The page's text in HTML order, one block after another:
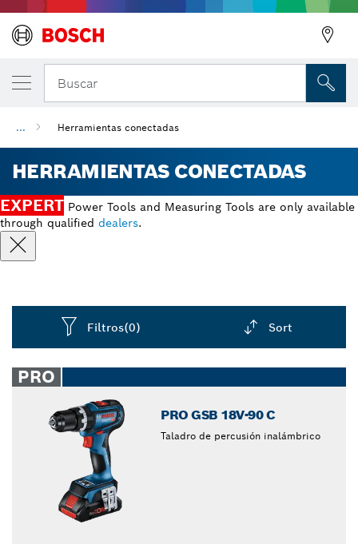
Buscar
... Herramientas conectadas
HERRAMIENTAS CONECTADAS
EXPERT Power Tools and Measuring Tools are only available
through qualified dealers.
Filtros(0) Sort
closed
PRO
PRO GSB 18V-90 C
Taladro de percusión inalámbrico